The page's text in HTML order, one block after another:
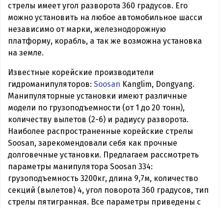
стрелы имеет угол разворота 360 градусов. Его
можно установить на любое автомобильное шасси
независимо от марки, железнодорожную
платформу, корабль, а так же возможна установка
на земле.
Известные корейские производители
гидроманипуляторов: Soosan Kanglim, Dongyang.
Манипуляторные установки имеют различные
модели по грузоподъемности (от 1 до 20 тонн),
количеству вылетов (2-6) и радиусу разворота.
Наиболее распространенные корейские стрелы
Soosan, зарекомендовали себя как прочные
долговечные установки. Предлагаем рассмотреть
параметры манипулятора Soosan 334:
грузоподъемность 3200кг, длина 9,7м, количество
секций (вылетов) 4, угол поворота 360 градусов, тип
стрелы пятигранная. Все параметры приведены с